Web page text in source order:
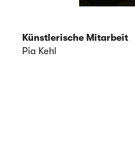
Künstlerische Mitarbeit
Pia Kehl